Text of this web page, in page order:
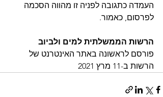
העמדה כתגובה לפניה זו מהווה הסכמה
לפרסום, כאמור.
הרשות הממשלתית למים ולביוב
פורסם לראשונה באתר האינטרנט של
הרשות ב-11 מרץ 2021